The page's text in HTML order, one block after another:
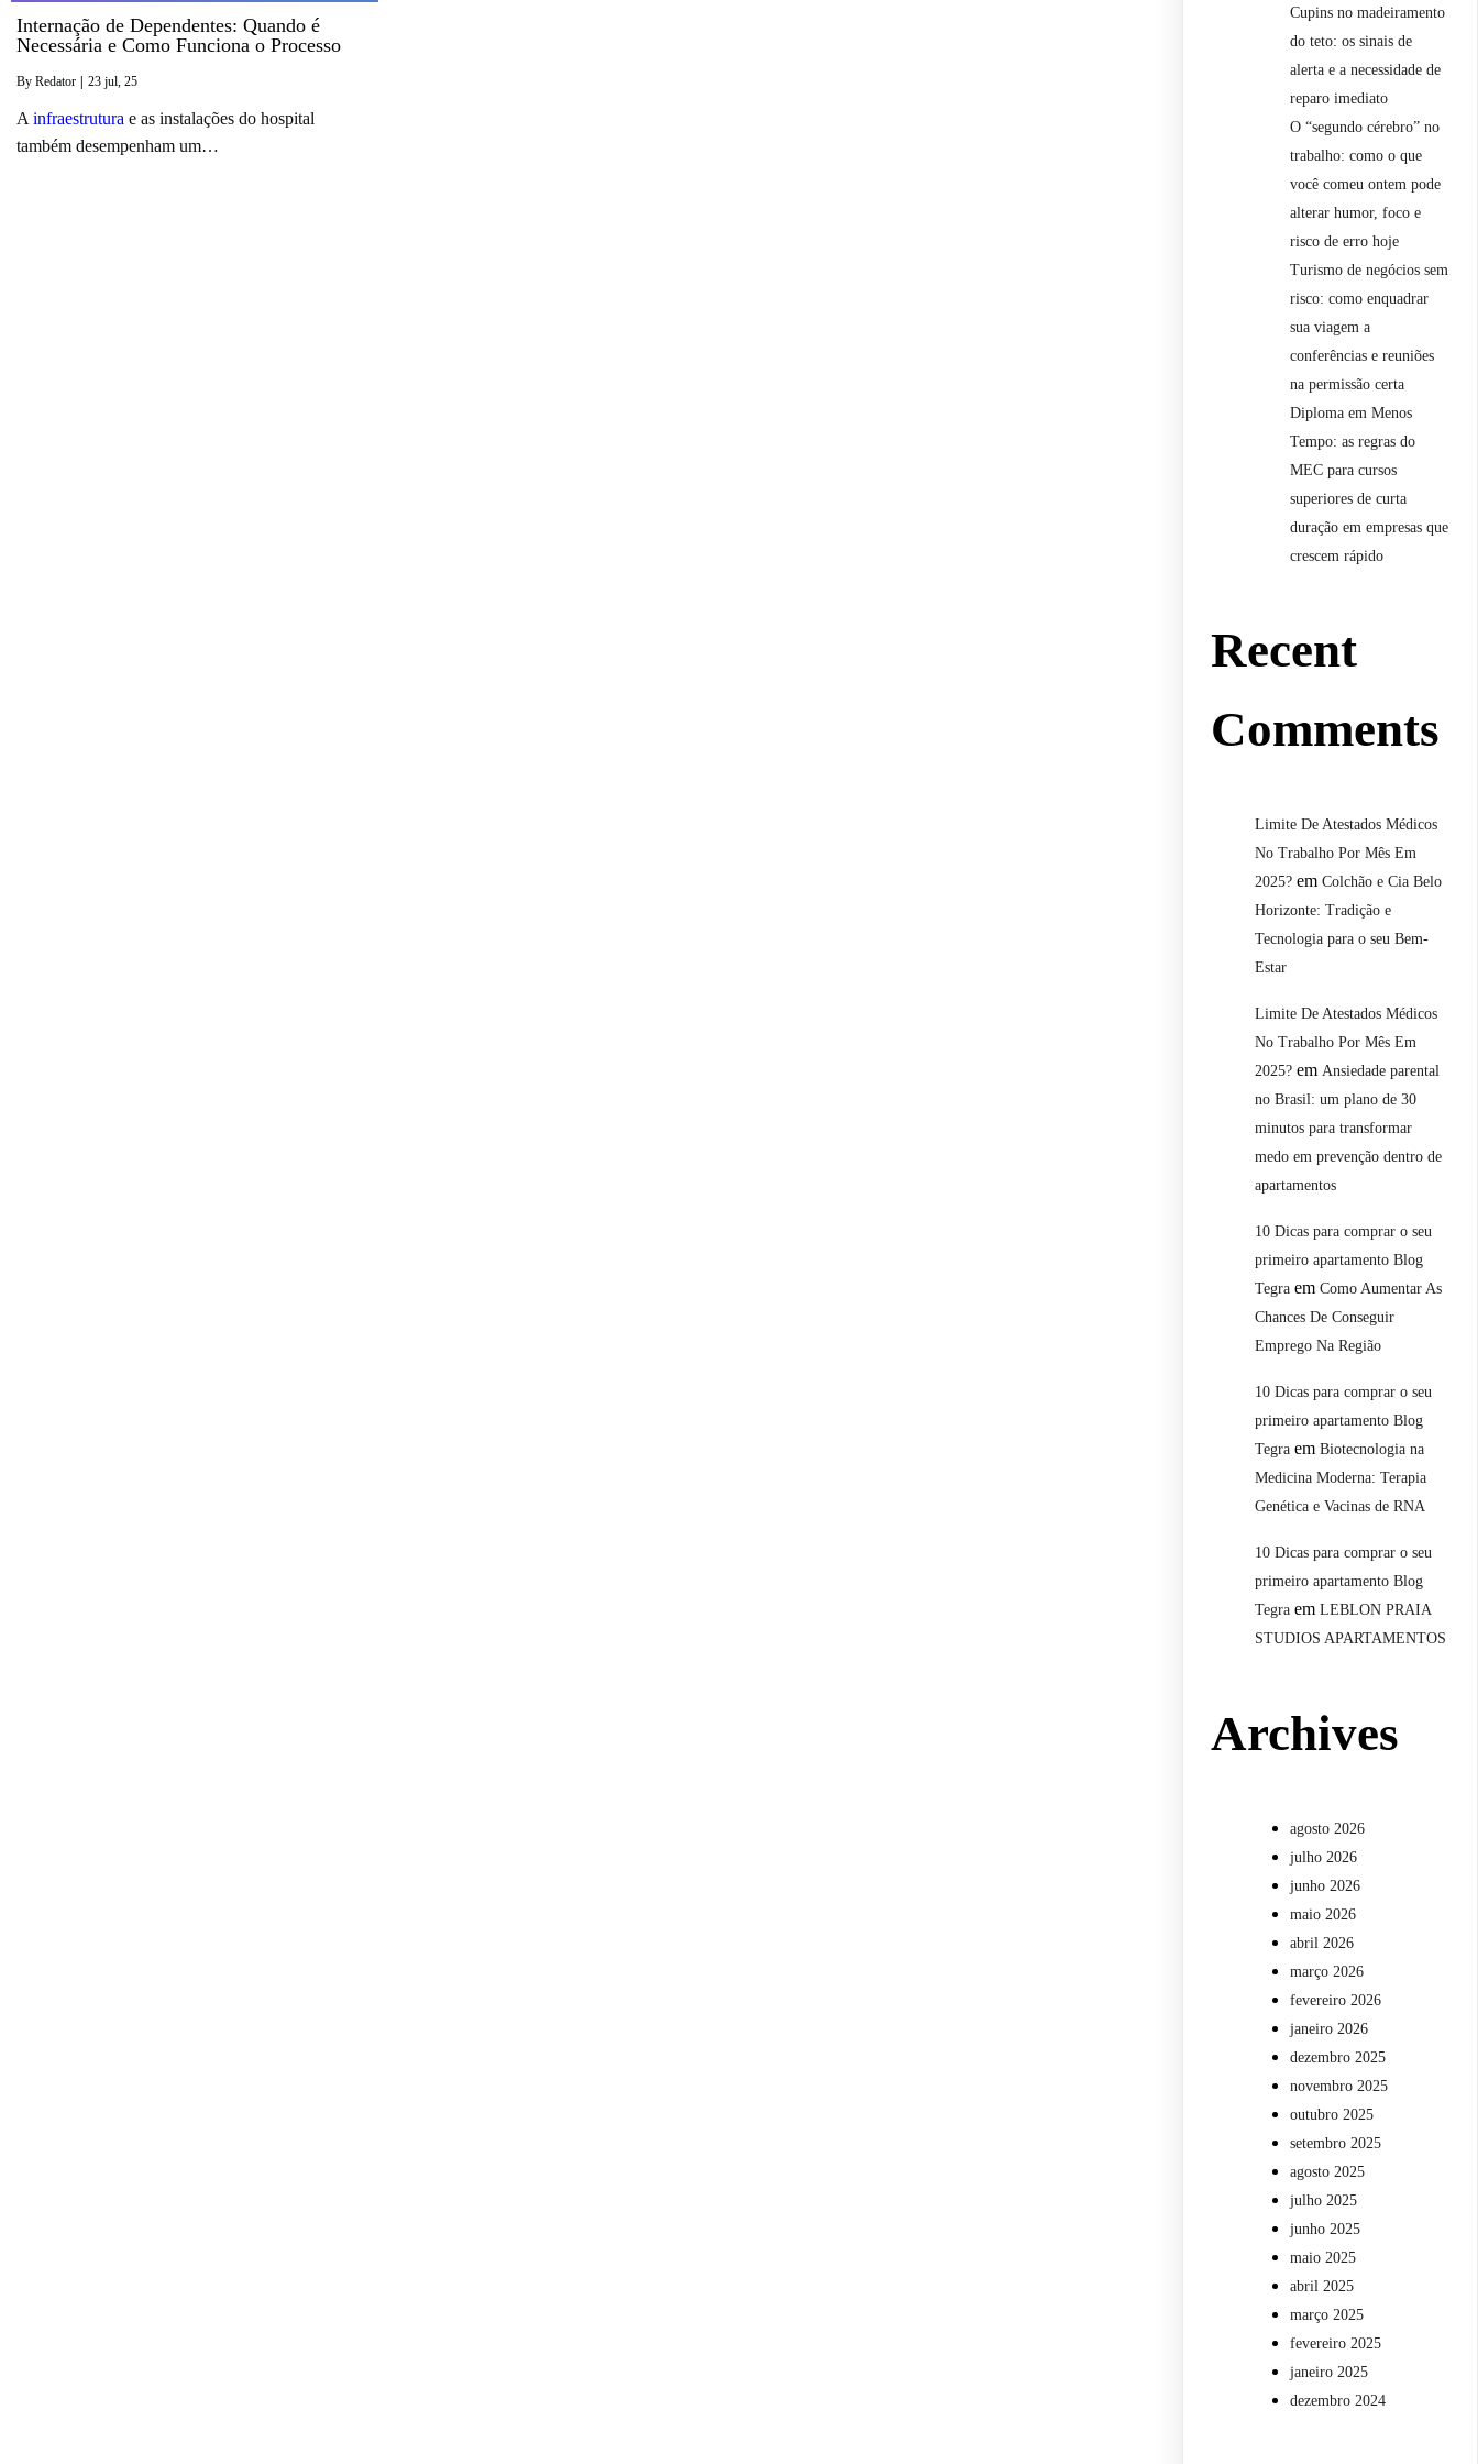
Internação de Dependentes: Quando é
Necessária e Como Funciona o Processo
By Redator | 23 jul, 25
A infraestrutura e as instalações do hospital
também desempenham um…
Cupins no madeiramento
do teto: os sinais de
alerta e a necessidade de
reparo imediato
O “segundo cérebro” no
trabalho: como o que
você comeu ontem pode
alterar humor, foco e
risco de erro hoje
Turismo de negócios sem
risco: como enquadrar
sua viagem a
conferências e reuniões
na permissão certa
Diploma em Menos
Tempo: as regras do
MEC para cursos
superiores de curta
duração em empresas que
crescem rápido
Recent
Comments
Limite De Atestados Médicos
No Trabalho Por Mês Em
2025? emColchão e Cia Belo
Horizonte: Tradição e
Tecnologia para o seu Bem-
Estar
Limite De Atestados Médicos
No Trabalho Por Mês Em
2025? em Ansiedade parental
no Brasil: um plano de 30
minutos para transformar
medo em prevenção dentro de
apartamentos
10 Dicas para comprar o seu
primeiro apartamento Blog
Tegra emComo Aumentar As
Chances De Conseguir
Emprego Na Região
10 Dicas para comprar o seu
primeiro apartamento Blog
Tegra emBiotecnologia na
Medicina Moderna: Terapia
Genética e Vacinas de RNA
10 Dicas para comprar o seu
primeiro apartamento Blog
Tegra emLEBLON PRAIA
STUDIOS APARTAMENTOS
Archives
agosto 2026
julho 2026
junho 2026
maio 2026
abril 2026
março 2026
fevereiro 2026
janeiro 2026
dezembro 2025
novembro 2025
outubro 2025
setembro 2025
agosto 2025
julho 2025
junho 2025
maio 2025
abril 2025
março 2025
fevereiro 2025
janeiro 2025
dezembro 2024